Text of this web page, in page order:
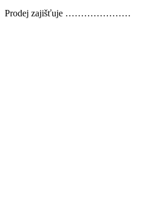
Prodej zajišťuje …………………